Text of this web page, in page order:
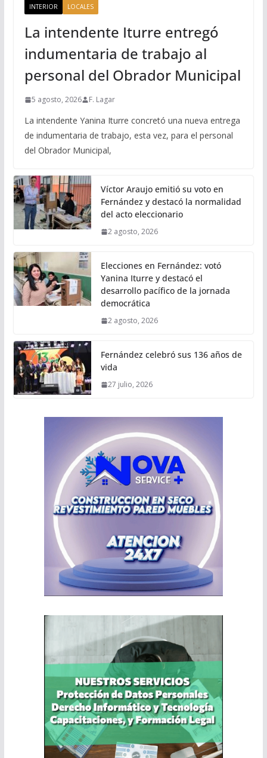
INTERIOR LOCALES
La intendente Iturre entregó
indumentaria de trabajo al
personal del Obrador Municipal
5 agosto, 2026 F. Lagar
La intendente Yanina Iturre concretó una nueva entrega
de indumentaria de trabajo, esta vez, para el personal
del Obrador Municipal,
Víctor Araujo emitió su voto en
Fernández y destacó la normalidad
del acto eleccionario
2 agosto, 2026
Elecciones en Fernández: votó
Yanina Iturre y destacó el
desarrollo pacífico de la jornada
democrática
2 agosto, 2026
Fernández celebró sus 136 años de
vida
27 julio, 2026